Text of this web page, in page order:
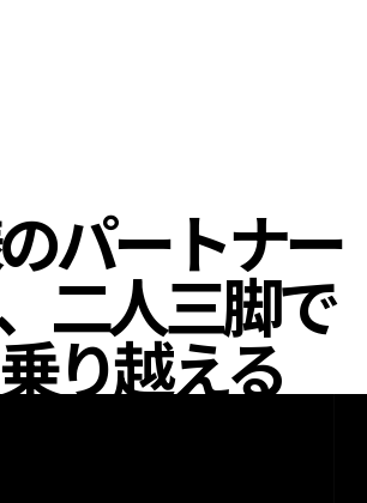
パートナー
二人三脚で
り越える